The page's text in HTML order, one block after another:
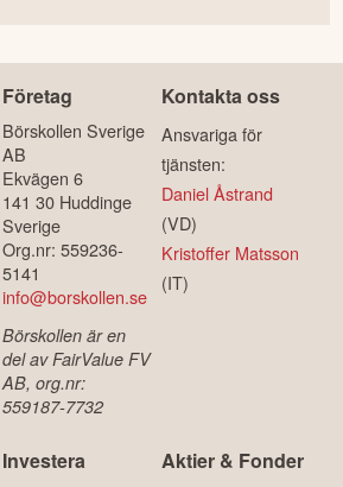
Företag
Börskollen Sverige
AB
Ekvägen 6
141 30 Huddinge
Sverige
Org.nr: 559236-
5141
info@borskollen.se
Börskollen är en
del av FairValue FV
AB, org.nr:
559187-7732
Kontakta oss
Ansvariga för
tjänsten:
Daniel Åstrand
(VD)
Kristoffer Matsson
(IT)
Investera Aktier & Fonder